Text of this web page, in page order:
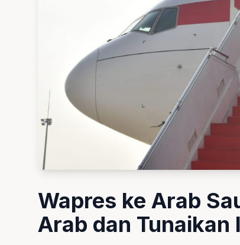
Wapres ke Arab
Arab dan Tunaikan